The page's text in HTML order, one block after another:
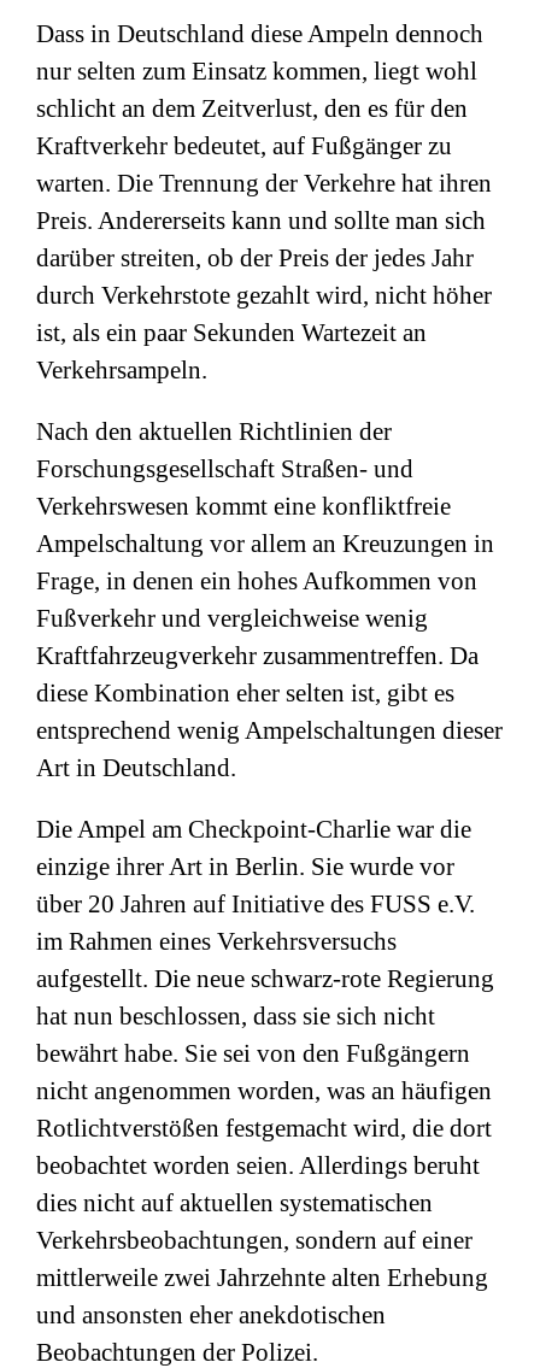
Dass in Deutschland diese Ampeln dennoch
nur selten zum Einsatz kommen, liegt wohl
schlicht an dem Zeitverlust, den es für den
Kraftverkehr bedeutet, auf Fußgänger zu
warten. Die Trennung der Verkehre hat ihren
Preis. Andererseits kann und sollte man sich
darüber streiten, ob der Preis der jedes Jahr
durch Verkehrstote gezahlt wird, nicht höher
ist, als ein paar Sekunden Wartezeit an
Verkehrsampeln.
Nach den aktuellen Richtlinien der
Forschungsgesellschaft Straßen- und
Verkehrswesen kommt eine konfliktfreie
Ampelschaltung vor allem an Kreuzungen in
Frage, in denen ein hohes Aufkommen von
Fußverkehr und vergleichweise wenig
Kraftfahrzeugverkehr zusammentreffen. Da
diese Kombination eher selten ist, gibt es
entsprechend wenig Ampelschaltungen dieser
Art in Deutschland.
Die Ampel am Checkpoint-Charlie war die
einzige ihrer Art in Berlin. Sie wurde vor
über 20 Jahren auf Initiative des FUSS e.V.
im Rahmen eines Verkehrsversuchs
aufgestellt. Die neue schwarz-rote Regierung
hat nun beschlossen, dass sie sich nicht
bewährt habe. Sie sei von den Fußgängern
nicht angenommen worden, was an häufigen
Rotlichtverstößen festgemacht wird, die dort
beobachtet worden seien. Allerdings beruht
dies nicht auf aktuellen systematischen
Verkehrsbeobachtungen, sondern auf einer
mittlerweile zwei Jahrzehnte alten Erhebung
und ansonsten eher anekdotischen
Beobachtungen der Polizei.